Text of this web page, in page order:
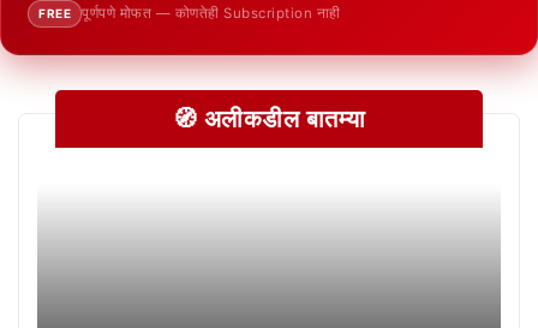
FREE पूर्णपणे मोफत — कोणतेही Subscription नाही
🧭 अलीकडील बातम्या